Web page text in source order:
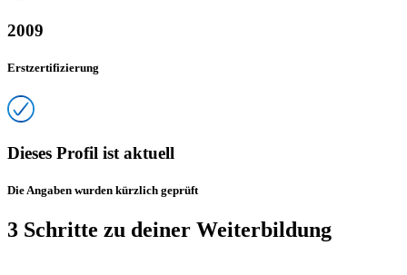
2009
Erstzertifizierung
Dieses Profil ist aktuell
Die Angaben wurden kürzlich geprüft
3 Schritte zu deiner Weiterbildung